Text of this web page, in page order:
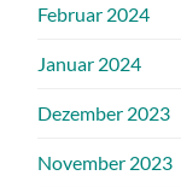
Februar 2024
Januar 2024
Dezember 2023
November 2023